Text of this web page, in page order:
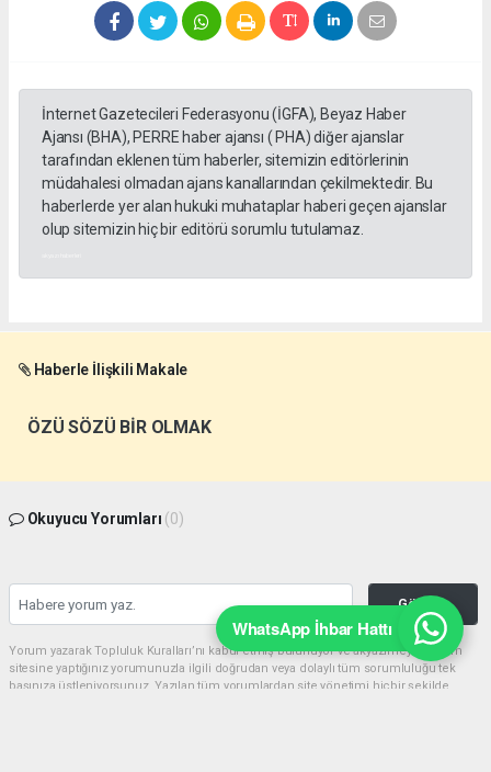
İnternet Gazetecileri Federasyonu (İGFA), Beyaz Haber
Ajansı (BHA), PERRE haber ajansı ( PHA) diğer ajanslar
tarafından eklenen tüm haberler, sitemizin editörlerinin
müdahalesi olmadan ajans kanallarından çekilmektedir. Bu
haberlerde yer alan hukuki muhataplar haberi geçen ajanslar
olup sitemizin hiç bir editörü sorumlu tutulamaz.
Haberle İlişkili Makale
ÖZÜ SÖZÜ BİR OLMAK
Okuyucu Yorumları (0)
Gönder
Yorum yazarak Topluluk Kuralları’nı kabul etmiş bulunuyor ve akyazimeydan.com
sitesine yaptığınız yorumunuzla ilgili doğrudan veya dolaylı tüm sorumluluğu tek
başınıza üstleniyorsunuz. Yazılan tüm yorumlardan site yönetimi hiçbir şekilde
WhatsApp İhbar Hattı